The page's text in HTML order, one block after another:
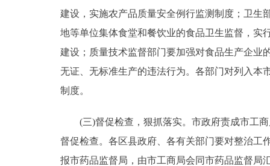
建设，实施农产品质量安全例行监测制度；卫生
地等单位集体食堂和餐饮业的食品卫生监督，实
建设；质量技术监督部门要加强对食品生产企业
无证、无标准生产的违法行为。各部门对列入本
制度。
(三)督促检查，狠抓落实。市政府责成市工商
督促检查。各区县政府、各有关部门要对整治工
报市药品监督局，由市工商局会同市药品监督局